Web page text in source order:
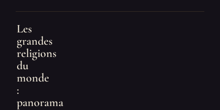
Les
grandes
religions
du
monde
:
panorama